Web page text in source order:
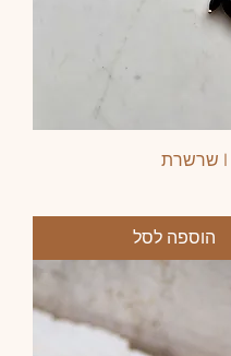
הוספה לסל